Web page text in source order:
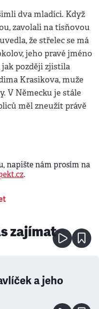
dva mladíci. Když
zavolali na tísňovou
že střelec se má
jeho pravé jméno
jak později zjistila
Krasikova, muže
V Německu je stále
měl zneužít právě
napište nám prosím na
.
zajímat
a jeho